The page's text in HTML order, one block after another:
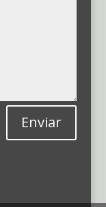
Enviar